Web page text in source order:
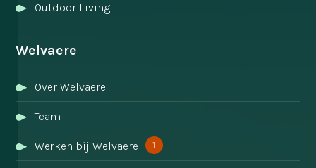
Outdoor Living
Welvaere
Over Welvaere
Team
Werken bij Welvaere 1